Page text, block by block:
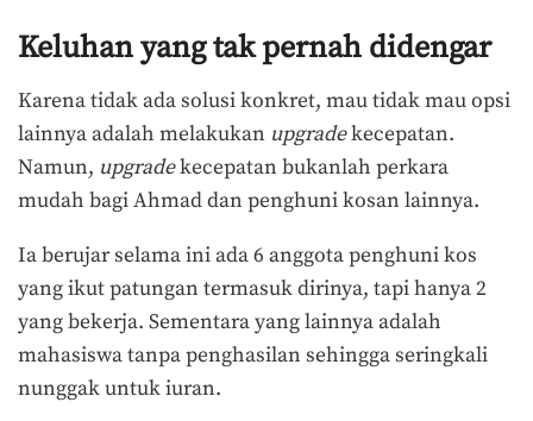
Keluhan yang tak pernah didengar
Karena tidak ada solusi konkret, mau tidak mau opsi
lainnya adalah melakukan upgradekecepatan.
Namun, upgradekecepatan bukanlah perkara
mudah bagi Ahmad dan penghuni kosan lainnya.
Ia berujar selama ini ada 6 anggota penghuni kos
yang ikut patungan termasuk dirinya, tapi hanya 2
yang bekerja. Sementara yang lainnya adalah
mahasiswa tanpa penghasilan sehingga seringkali
nunggak untuk iuran.